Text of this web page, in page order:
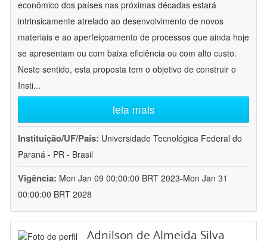
econômico dos países nas próximas décadas estará
intrinsicamente atrelado ao desenvolvimento de novos
materiais e ao aperfeiçoamento de processos que ainda hoje
se apresentam ou com baixa eficiência ou com alto custo.
Neste sentido, esta proposta tem o objetivo de construir o
Insti...
leia mais
Instituição/UF/País: Universidade Tecnológica Federal do
Paraná - PR - Brasil
Vigência: Mon Jan 09 00:00:00 BRT 2023-Mon Jan 31
00:00:00 BRT 2028
Adnilson de Almeida Silva